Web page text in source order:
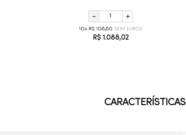
＋
－
10 R$ 108,80
R$ 1 .088,02
CARACTERÍSTICAS